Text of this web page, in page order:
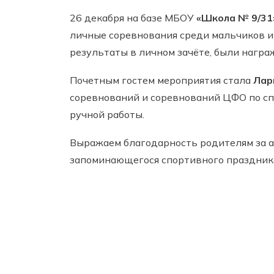
26 декабря на базе МБОУ «Школа № 9/
личные соревнования среди мальчиков
результаты в личном зачёте, были
Почетным гостем мероприятия стала
соревнований и соревнований ЦФО по
ручной работы.
Выражаем благодарность родителям за
запоминающегося спортивного